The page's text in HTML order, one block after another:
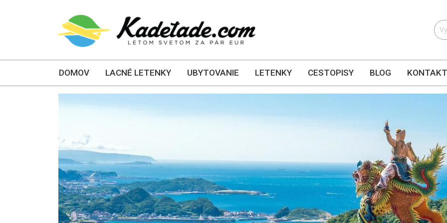
DOMOV LACNÉ LETENKY UBYTOVANIE LETENKY CESTOPISY BLOG KONTAKT